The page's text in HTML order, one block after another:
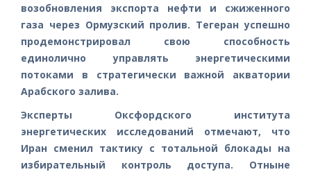
возобновления экспорта нефти и сжиженного
газа через Ормузский пролив. Тегеран успешно
продемонстрировал свою способность
единолично управлять энергетическими
потоками в стратегически важной акватории
Арабского залива.
Эксперты Оксфордского института
энергетических исследований отмечают, что
Иран сменил тактику с тотальной блокады на
избирательный контроль доступа. Отныне